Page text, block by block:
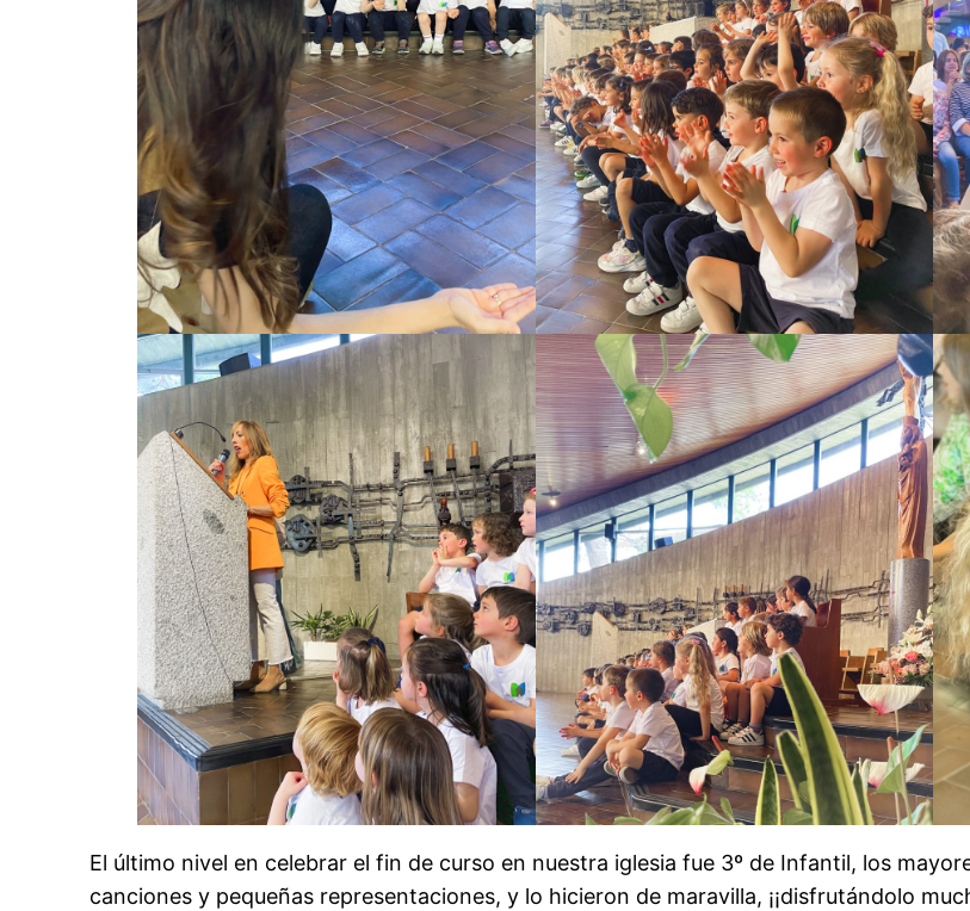
El último nivel en celebrar el fin de curso en nuestra iglesia fue 3º de Infantil, los
canciones y pequeñas representaciones, y lo hicieron de maravilla, ¡¡disfrutándolo